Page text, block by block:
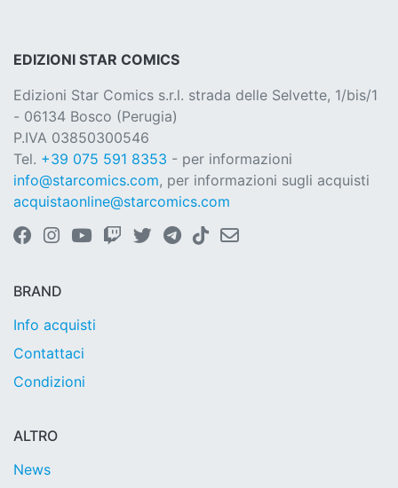
EDIZIONI STAR COMICS
Edizioni Star Comics s.r.l. strada delle Selvette, 1/bis/1
- 06134 Bosco (Perugia)
P.IVA 03850300546
Tel. +39 075 591 8353 - per informazioni
info@starcomics.com, per informazioni sugli acquisti
acquistaonline@starcomics.com
BRAND
Info acquisti
Contattaci
Condizioni
ALTRO
News